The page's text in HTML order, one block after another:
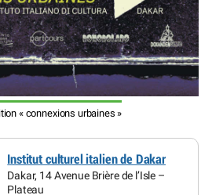
« connexions urbaines »
Institut culturel italien de Dakar
Dakar, 14 Avenue Brière de l’Isle –
Plateau